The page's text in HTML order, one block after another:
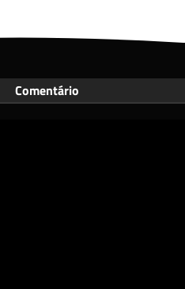
Comentário